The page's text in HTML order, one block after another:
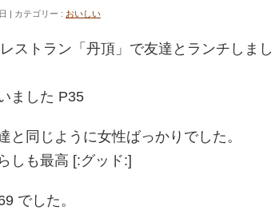
カテゴリー : おいしい
ストラン「丹頂」で友達とランチしまし
ました P35
同じように女性ばっかりでした。
しも最高 [:グッド:]
でした。